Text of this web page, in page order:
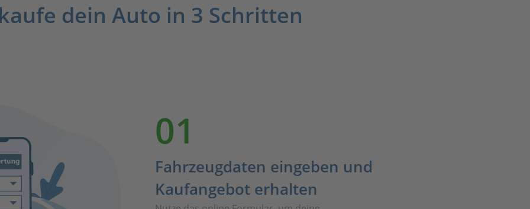
dein Auto in 3 Schritten
01
Fahrzeugdaten eingeben und
Kaufangebot erhalten